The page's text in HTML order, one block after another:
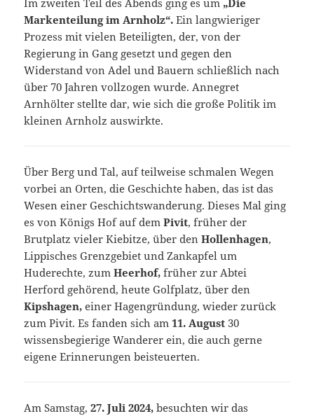
Im zweiten Teil des Abends ging es um „Die
Markenteilung im Arnholz“.Ein langwieriger
Prozess mit vielen Beteiligten, der, von der
Regierung in Gang gesetzt und gegen den
Widerstand von Adel und Bauern schließlich nach
über 70 Jahren vollzogen wurde. Annegret
Arnhölter stellte dar, wie sich die große Politik im
kleinen Arnholz auswirkte.
Über Berg und Tal, auf teilweise schmalen Wegen
vorbei an Orten, die Geschichte haben, das ist das
Wesen einer Geschichtswanderung. Dieses Mal ging
es von Königs Hof auf demPivit, früher der
Brutplatz vieler Kiebitze, über denHollenhagen,
Lippisches Grenzgebiet und Zankapfel um
Huderechte, zumHeerhof, früher zur Abtei
Herford gehörend, heute Golfplatz, über den
Kipshagen,einer Hagengründung, wieder zurück
zum Pivit. Es fanden sich am11. August 30
wissensbegierige Wanderer ein, die auch gerne
eigene Erinnerungen beisteuerten.
Am Samstag, 27. Juli 2024, besuchten wir das